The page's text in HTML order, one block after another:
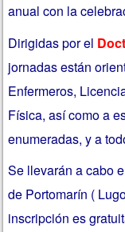
anual con la
Dirigidas por el
jornadas están
Enfermeros,
Física, así como a
enumeradas, y a
Se llevarán a cabo
de Portomarín (
inscripción es